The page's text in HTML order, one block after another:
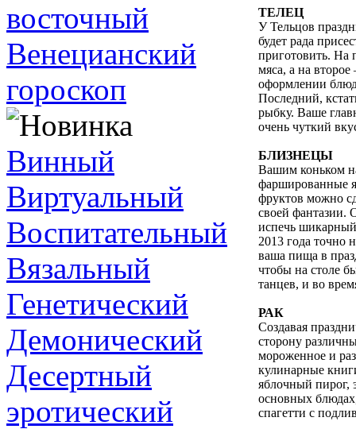
восточный
Венецианский
гороскоп
Винный
Виртуальный
Воспитательный
Вязальный
Генетический
Демонический
Десертный
эротический
ТЕЛЕЦ
У Тельцов
будет рада
приготовить. На
мяса, а на
оформлении
Последний,
рыбку. Ваше
очень чуткий
БЛИЗНЕЦЫ
Вашим коньком
фаршированные
фруктов можно
своей
испечь шикарный
2013 года точно
ваша пища в
чтобы на столе
танцев, и во
РАК
Создавая
сторону
мороженное и
кулинарные
яблочный пирог,
основных
спагетти с